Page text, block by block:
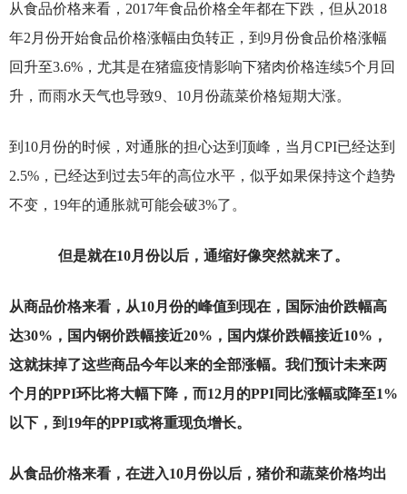
从食品价格来看，2017年食品价格全年都在下跌，但从2018
年2月份开始食品价格涨幅由负转正，到9月份食品价格涨幅
回升至3.6%，尤其是在猪瘟疫情影响下猪肉价格连续5个月回
升，而雨水天气也导致9、10月份蔬菜价格短期大涨。
到10月份的时候，对通胀的担心达到顶峰，当月CPI已经达到
2.5%，已经达到过去5年的高位水平，似乎如果保持这个趋势
不变，19年的通胀就可能会破3%了。
但是就在10月份以后，通缩好像突然就来了。
从商品价格来看，从10月份的峰值到现在，国际油价跌幅高
达30%，国内钢价跌幅接近20%，国内煤价跌幅接近10%，
这就抹掉了这些商品今年以来的全部涨幅。我们预计未来两
个月的PPI环比将大幅下降，而12月的PPI同比涨幅或降至1%
以下，到19年的PPI或将重现负增长。
从食品价格来看，在进入10月份以后，猪价和蔬菜价格均出